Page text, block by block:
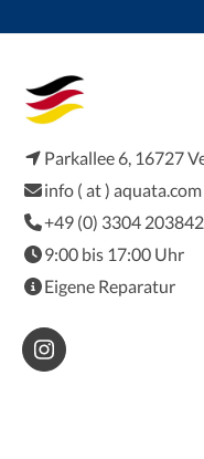
Parkallee 6, 16727
info ( at ) aquata.com
+49 (0) 3304 203842
9:00 bis 17:00 Uhr
Eigene Reparatur